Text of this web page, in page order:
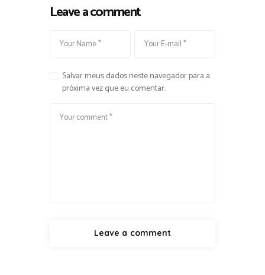
Leave a comment
Salvar meus dados neste navegador para a
próxima vez que eu comentar.